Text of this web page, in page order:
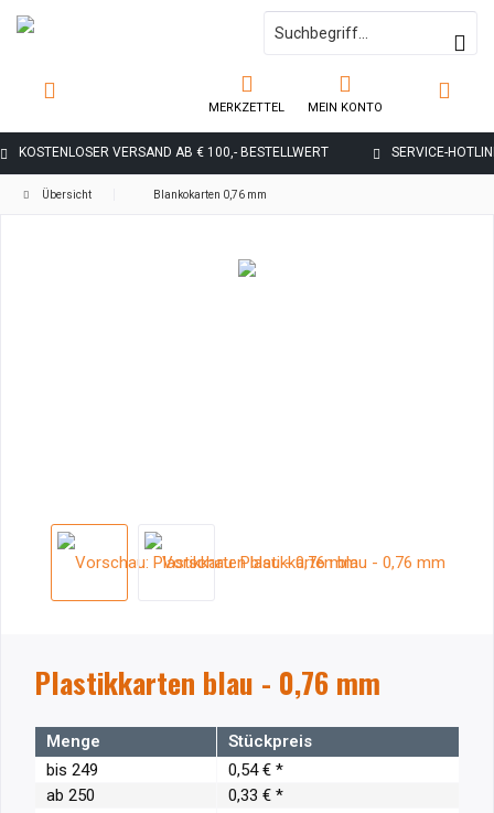
KOSTENLOSER VERSAND AB € 100,- BESTELLWERT SERVICE-
MERKZETTEL MEIN KONTO
Übersicht Blankokarten 0,76 mm
Plastikkarten blau - 0,76 mm
Menge
Stückpreis
bis 249
0,54 € *
ab 250
0,33 € *